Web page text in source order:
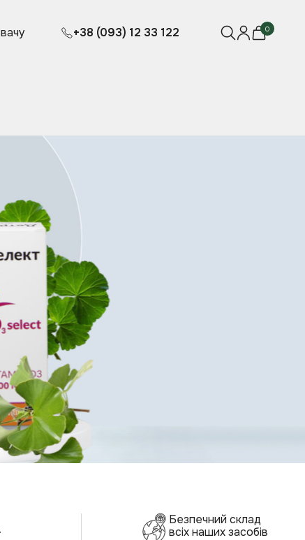
+38 (093) 12 33 122 0
безкоштовну
Застосувати
замовлення
Безпечний склад
всіх наших засобів